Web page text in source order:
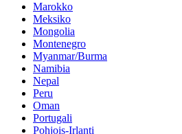
Marokko
Meksiko
Mongolia
Montenegro
Myanmar/Burma
Namibia
Nepal
Peru
Oman
Portugali
Pohjois-Irlanti